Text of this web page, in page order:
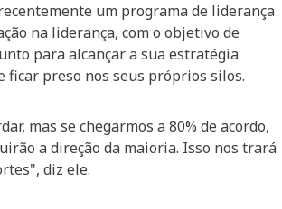
um programa de liderança
na liderança, com o objetivo de
para alcançar a sua estratégia
ficar preso nos seus próprios silos.
mas se chegarmos a 80% de acordo,
a direção da maioria. Isso nos trará
diz ele.